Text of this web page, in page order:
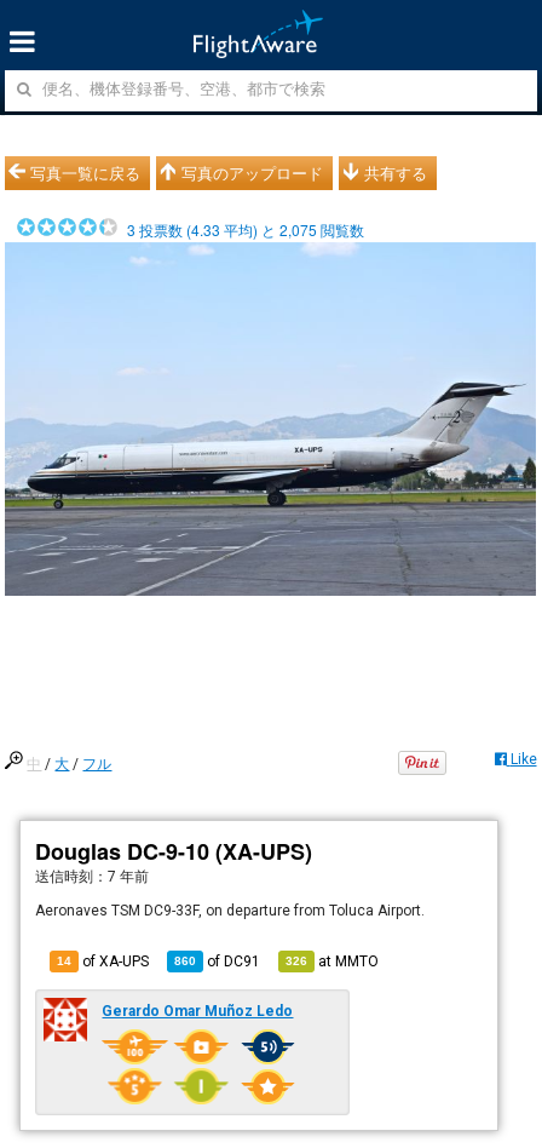
写真一覧に戻る 写真のアップロード 共有する
3 投票数 (4.33 平均) と2,075 閲覧数
中 /大 / フル Like
Douglas DC-9-10 (XA-UPS)
送信時刻：7 年前
Aeronaves TSM DC9-33F, on departure from Toluca Airport.
14 of XA-UPS 860 ofDC91 326 atMMTO
Gerardo Omar Muñoz Ledo